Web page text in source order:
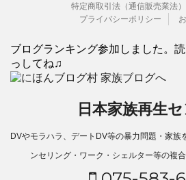
特定商取引法（通信販売業法
プライバシーポリシー
ブログランキング参加しました。
っしてね♫
日本家族再生
DVやモラハラ、デートDV等の暴力問題・家族
ンセリング・ワーク・シェルター等の複